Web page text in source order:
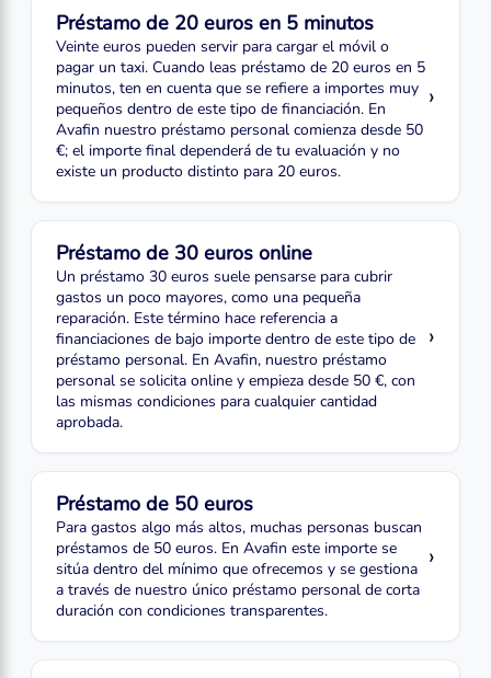
Préstamo de 20 euros en 5 minutos
Veinte euros pueden servir para cargar el móvil o
pagar un taxi. Cuando leas préstamo de 20 euros en 5
minutos, ten en cuenta que se refiere a importes muy
pequeños dentro de este tipo de financiación. En
Avafin nuestro préstamo personal comienza desde 50
€; el importe final dependerá de tu evaluación y no
existe un producto distinto para 20 euros.
›
Préstamo de 30 euros online
Un préstamo 30 euros suele pensarse para cubrir
gastos un poco mayores, como una pequeña
reparación. Este término hace referencia a
financiaciones de bajo importe dentro de este tipo de
préstamo personal. En Avafin, nuestro préstamo
personal se solicita online y empieza desde 50 €, con
las mismas condiciones para cualquier cantidad
aprobada.
›
Préstamo de 50 euros
Para gastos algo más altos, muchas personas buscan
préstamos de 50 euros. En Avafin este importe se
sitúa dentro del mínimo que ofrecemos y se gestiona
a través de nuestro único préstamo personal de corta
duración con condiciones transparentes.
›